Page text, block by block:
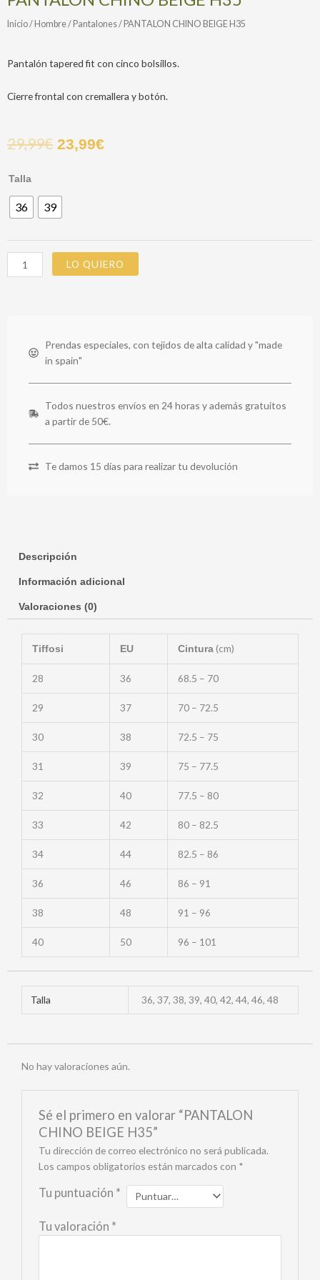
Inicio/ Hombre/ Pantalones/ PANTALON CHINO BEIGE H35
Pantalón tapered fit con cinco bolsillos.
Cierre frontal con cremallera y botón.
29,99€ 23,99€
Talla
36 39
PANTALON
BEIGE
cantidad
LO QUIERO
Prendas especiales, con tejidos de alta calidad y "made
in spain"
Todos nuestros envíos en 24 horas y además gratuitos
a partir de 50€.
Te damos 15 días para realizar tu devolución
Descripción
Información adicional
Valoraciones (0)
Tiffosi EU Cintura(cm)
28 36 68.5 – 70
29 37 70 – 72.5
30 38 72.5 – 75
31 39 75 – 77.5
32 40 77.5 – 80
33 42 80 – 82.5
34 44 82.5 – 86
36 46 86 – 91
38 48 91 – 96
40 50 96 – 101
Talla 36, 37, 38, 39, 40, 42, 44, 46, 48
No hay valoraciones aún.
Sé el primero en valorar “PANTALON
CHINO BEIGE H35”
Tu dirección de correo electrónico no será publicada.
Los campos obligatorios están marcados con *
Tu puntuación *
Tu valoración *